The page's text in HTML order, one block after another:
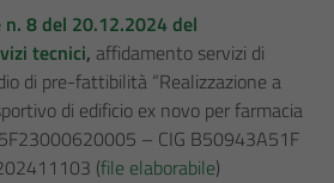
8 del 20.12.2024 del
tecnici, affidamento servizi di
di pre-fattibilità “Realizzazione a
di edificio ex novo per farmacia
– CIG B50943A51F
(file elaborabile)